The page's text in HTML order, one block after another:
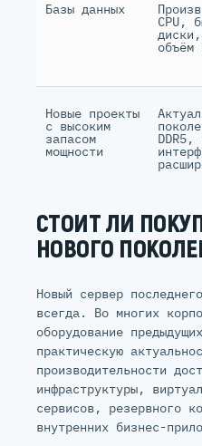
Базы данных
CPU,
объём
Новые проекты
с высоким
запасом
мощности
DDR5,
СТОИТ ЛИ
НОВОГО
Новый сервер
всегда. Во многих
оборудование
практическую
производительности
инфраструктуры,
сервисов, резервного
внутренних бизнес-